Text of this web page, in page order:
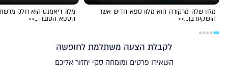
מלון שלה מרקורה הוא מלון ספא חדיש אשר
הושקעו בו…>>
מלון דיאמנט הוא חלק מרשת
הספא הטובה…>>
לקבלת הצעה משתלמת לחופשה
השאירו פרטים ומומחה סקי יחזור אליכם